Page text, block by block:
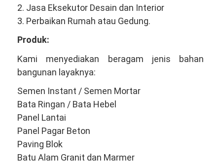
2. Jasa Eksekutor Desain dan Interior
3. Perbaikan Rumah atau Gedung.
Produk:
Kami menyediakan beragam jenis bahan
bangunan layaknya:
Semen Instant / Semen Mortar
Bata Ringan / Bata Hebel
Panel Lantai
Panel Pagar Beton
Paving Blok
Batu Alam Granit dan Marmer